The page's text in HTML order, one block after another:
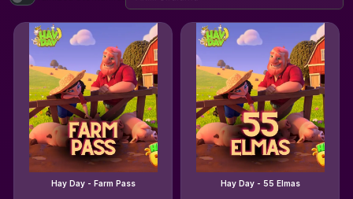
Hay Day - Farm Pass Hay Day - 55 Elmas